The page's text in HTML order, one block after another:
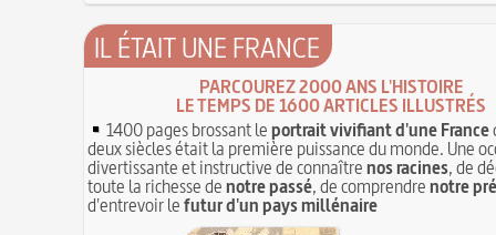
IL ÉTAIT UNE FRANCE
PARCOUREZ 2000 ANS L'HISTOIRE
LE TEMPS DE 1600 ARTICLES ILLUSTRÉS
1400 pages brossant leportrait vivifiant d'une France
deux siècles était la première puissance du monde. Une
divertissante et instructive de connaîtrenos racines, de
toute la richesse denotre passé, de comprendrenotre
d'entrevoir lefutur d'un pays millénaire